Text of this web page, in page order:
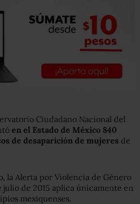
Ciudadano Nacional del
en el Estado de México 840
de desaparición de mujeres de
la Alerta por Violencia de Género
julio de 2015 aplica únicamente en
mexiquenses.